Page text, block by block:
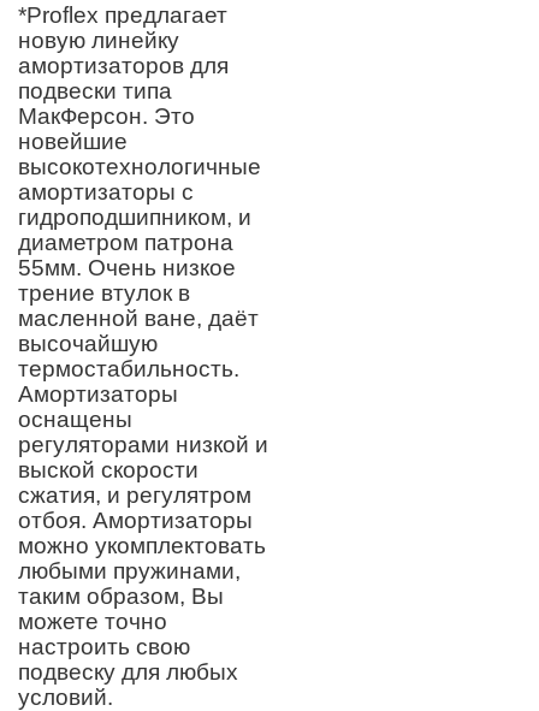
*Proflex предлагает
новую линейку
амортизаторов для
подвески типа
МакФерсон. Это
новейшие
высокотехнологичные
амортизаторы с
гидроподшипником, и
диаметром патрона
55мм. Очень низкое
трение втулок в
масленной ване, даёт
высочайшую
термостабильность.
Амортизаторы
оснащены
регуляторами низкой и
выской скорости
сжатия, и регулятром
отбоя. Амортизаторы
можно укомплектовать
любыми пружинами,
таким образом, Вы
можете точно
настроить свою
подвеску для любых
условий.